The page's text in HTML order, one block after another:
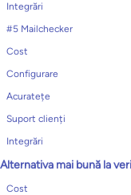
Integrări
#5 Mailchecker
Cost
Configurare
Acuratețe
Suport clienți
Integrări
Alternativa mai bună la
Cost